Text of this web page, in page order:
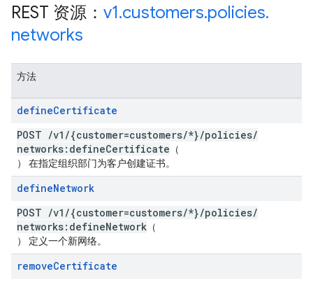
REST 资源： v1.customers.policies.
networks
方法
defineCertificate
POST /v1 /{customer=customers/*}/policies/
networks:defineCertificate （
） 在指定组织部门为客户创建证书。
defineNetwork
POST /v1 /{customer=customers/*}/policies/
networks:defineNetwork （
） 定义一个新网络。
removeCertificate